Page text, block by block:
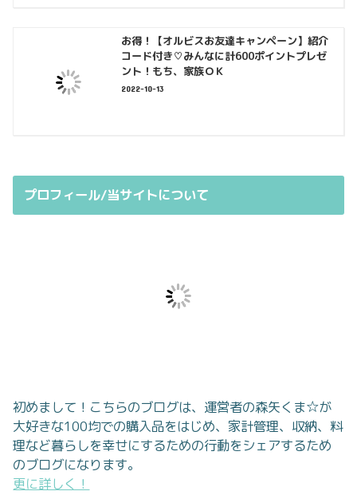
お得！【オルビスお友達キャンペーン】紹介
コード付き♡みんなに計600ポイントプレゼ
ント！もち、家族ＯＫ
2022-10-13
プロフィール/当サイトについて
初めまして！こちらのブログは、運営者の森矢くま☆が
大好きな100均での購入品をはじめ、家計管理、収納、料
理など暮らしを幸せにするための行動をシェアするため
のブログになります。
更に詳しく！